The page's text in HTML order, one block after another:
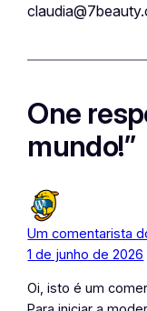
One
mundo!”
Um comentarista
1 de junho de 2026
Oi, isto é um